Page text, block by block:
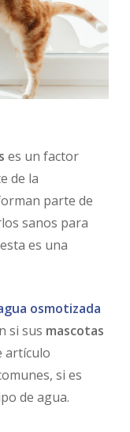
es un factor
de la
parte de
sanos para
es una
osmotizada
si sus mascotas
artículo
si es
de agua.